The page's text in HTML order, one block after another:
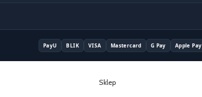
PayU BLIK VISA Mastercard G Pay Apple Pay
Sklep